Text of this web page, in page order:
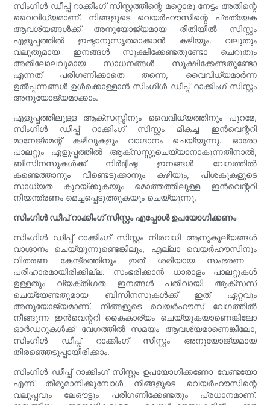
സിംഗിൾ ഡീപ്പ് റാക്കിംഗ് സിസ്റ്റത്തിന്റെ മറ്റൊരു നേട്ടം അതിന്റെ
വൈവിധ്യമാണ്. നിങ്ങളുടെ വെയർഹൗസിന്റെ പ്രത്യേക
ആവശ്യങ്ങൾക്ക് അനുയോജ്യമായ രീതിയിൽ സിസ്റ്റം
എളുപ്പത്തിൽ ഇഷ്ടാനുസൃതമാക്കാൻ കഴിയും. വലുതും
വലുതുമായ ഇനങ്ങൾ സൂക്ഷിക്കേണ്ടതുണ്ടോ ചെറുതും
അതിലോലവുമായ സാധനങ്ങൾ സൂക്ഷിക്കേണ്ടതുണ്ടോ
എന്നത് പരിഗണിക്കാതെ തന്നെ, വൈവിധ്യമാർന്ന
ഉൽപ്പന്നങ്ങൾ ഉൾക്കൊള്ളാൻ സിംഗിൾ ഡീപ്പ് റാക്കിംഗ് സിസ്റ്റം
അനുയോജ്യമാക്കാം.
എളുപ്പത്തിലുള്ള ആക്‌സസ്സിനും വൈവിധ്യത്തിനും പുറമേ,
സിംഗിൾ ഡീപ്പ് റാക്കിംഗ് സിസ്റ്റം മികച്ച ഇൻവെന്ററി
മാനേജ്‌മെന്റ് കഴിവുകളും വാഗ്ദാനം ചെയ്യുന്നു. ഓരോ
പാലറ്റും എളുപ്പത്തിൽ ആക്‌സസ്സുചെയ്യാനാകുന്നതിനാൽ,
ബിസിനസുകൾക്ക് നിർദ്ദിഷ്ട ഇനങ്ങൾ വേഗത്തിൽ
കണ്ടെത്താനും വീണ്ടെടുക്കാനും കഴിയും, പിശകുകളുടെ
സാധ്യത കുറയ്ക്കുകയും മൊത്തത്തിലുള്ള ഇൻവെന്ററി
നിയന്ത്രണം മെച്ചപ്പെടുത്തുകയും ചെയ്യുന്നു.
സിംഗിൾ ഡീപ് റാക്കിംഗ് സിസ്റ്റം എപ്പോൾ ഉപയോഗിക്കണം
സിംഗിൾ ഡീപ്പ് റാക്കിംഗ് സിസ്റ്റം നിരവധി ആനുകൂല്യങ്ങൾ
വാഗ്ദാനം ചെയ്യുന്നുണ്ടെങ്കിലും, എല്ലാ വെയർഹൗസിനും
വിതരണ കേന്ദ്രത്തിനും ഇത് ശരിയായ സംഭരണ ​​
പരിഹാരമായിരിക്കില്ല. സംഭരിക്കാൻ ധാരാളം പാലറ്റുകൾ
ഉള്ളതും വ്യക്തിഗത ഇനങ്ങൾ പതിവായി ആക്‌സസ്
ചെയ്യേണ്ടതുമായ ബിസിനസുകൾക്ക് ഇത് ഏറ്റവും
അനുയോജ്യമാണ്. നിങ്ങളുടെ വെയർഹൗസ് വേഗത്തിൽ
നീങ്ങുന്ന ഇൻവെന്ററി കൈകാര്യം ചെയ്യുകയാണെങ്കിലോ
ഓർഡറുകൾക്ക് വേഗത്തിൽ സമയം ആവശ്യമാണെങ്കിലോ,
സിംഗിൾ ഡീപ്പ് റാക്കിംഗ് സിസ്റ്റം അനുയോജ്യമായ
തിരഞ്ഞെടുപ്പായിരിക്കാം.
സിംഗിൾ ഡീപ്പ് റാക്കിംഗ് സിസ്റ്റം ഉപയോഗിക്കണോ വേണ്ടയോ
എന്ന് തീരുമാനിക്കുമ്പോൾ നിങ്ങളുടെ വെയർഹൗസിന്റെ
വലുപ്പവും ലേഔട്ടും പരിഗണിക്കേണ്ടതും പ്രധാനമാണ്.